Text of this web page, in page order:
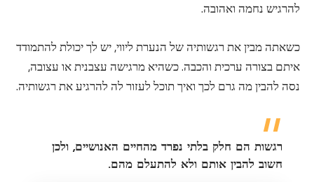
להרגיש נחמה ואהובה.
כשאתה מבין את רגשותיה של הנערת ליווי, יש לך יכולת להתמודד
איתם בצורה ערכית והכבה. כשהיא מרגישה עצבנית או עצובה,
נסה להבין מה גרם לכך ואיך תוכל לעזור לה להרגיע את רגשותיה.
רגשות הם חלק בלתי נפרד מהחיים האנושיים, ולכן
חשוב להבין אותם ולא להתעלם מהם.